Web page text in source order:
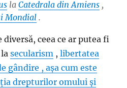
laCatedrala din Amiens ,
Mondial .
ceea ce ar putea fi
lasecularism ,libertatea
gândire , așa cum este
drepturilor omului și